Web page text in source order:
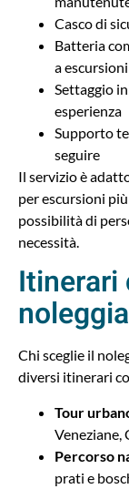
Casco di
Batteria
a
Settaggio
esperienza
Supporto
seguire
Il servizio è
per escursioni
possibilità di
necessità.
Itinerari
Chi sceglie il
diversi itinerari
Tour
Veneziane,
Percorso
prati e